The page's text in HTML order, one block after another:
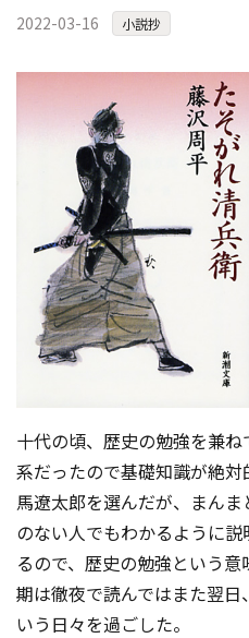
コンテスト成功の法則
事例紹介
事務局アウトソーシング
マーケットデータ
コンテスト情報
ト情報を「
紹介させていた
無料掲載
ログ
2022-03-16 小説抄
十代の頃、歴史の勉強を兼
系だったので基礎知識が絶
馬遼太郎を選んだが、まん
のない人でもわかるように
るので、歴史の勉強という
期は徹夜で読んではまた翌
いう日々を過ごした。